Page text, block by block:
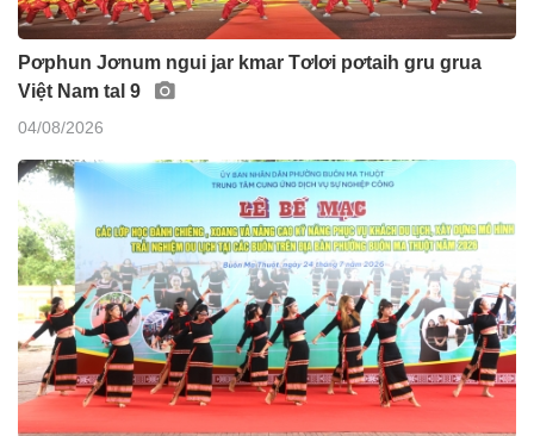
Pơphun Jơnum ngui jar kmar Tơlơi pơtaih gru grua
Việt Nam tal 9
04/08/2026